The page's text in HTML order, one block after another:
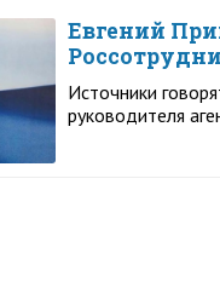
Евгений
Источники
руководителя